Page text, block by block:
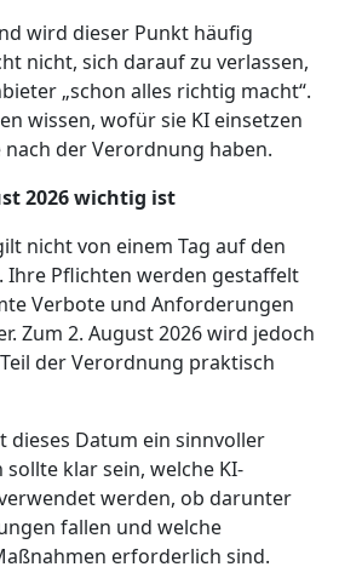
wird dieser Punkt häufig
nicht, sich darauf zu verlassen,
„schon alles richtig macht“.
wissen, wofür sie KI einsetzen
nach der Verordnung haben.
2026 wichtig ist
nicht von einem Tag auf den
Ihre Pflichten werden gestaffelt
Verbote und Anforderungen
Zum 2. August 2026 wird jedoch
der Verordnung praktisch
dieses Datum ein sinnvoller
klar sein, welche KI-
werden, ob darunter
fallen und welche
erforderlich sind.